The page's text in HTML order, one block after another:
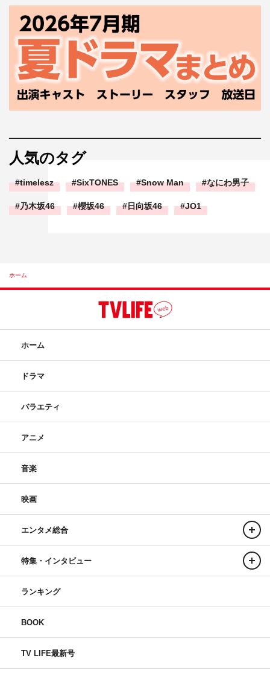
人気のタグ
timelesz SixTONES Snow Man なにわ男子
乃木坂46 櫻坂46 日向坂46 JO1
ホーム
ホーム
ドラマ
バラエティ
アニメ
音楽
映画
エンタメ総合
特集・インタビュー
ランキング
BOOK
TV LIFE最新号